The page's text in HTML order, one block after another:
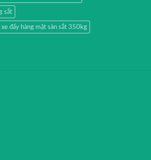
sắt
xe đẩy hàng mặt sàn sắt 350kg